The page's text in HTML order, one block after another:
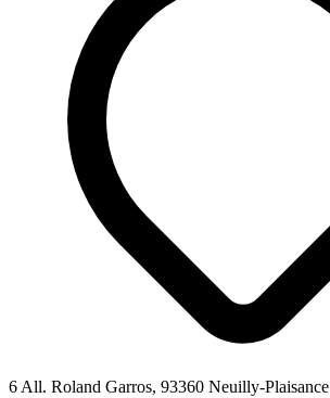
6 All. Roland Garros, 93360 Neuilly-Plaisance